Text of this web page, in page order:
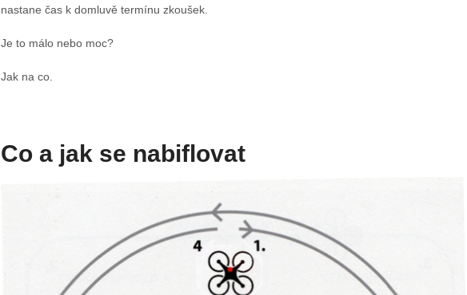
nastane čas k domluvě termínu zkoušek.
Je to málo nebo moc?
Jak na co.
Co a jak se nabiflovat